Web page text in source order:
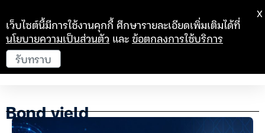
Bond yield
เว็บไซต์นี้มีการใช้งานคุกกี้ ศึกษารายละเอียดเพิ่มเติมได้ที่
นโยบายความเป็นส่วนตัว และข้อตกลงการใช้บริการ
รับทราบ
X